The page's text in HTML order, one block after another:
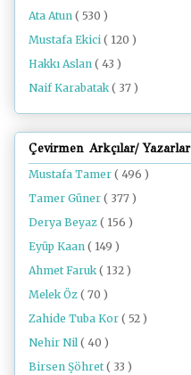
Ata Atun ( 530 )
Mustafa Ekici ( 120 )
Hakkı Aslan ( 43 )
Naif Karabatak( 37 )
Çevirmen Arkçılar/ Yazarlar
Mustafa Tamer ( 496 )
Tamer Güner ( 377 )
Derya Beyaz ( 156 )
Eyüp Kaan ( 149 )
Ahmet Faruk ( 132 )
Melek Öz ( 70 )
Zahide Tuba Kor ( 52 )
Nehir Nil ( 40 )
Birsen Şöhret ( 33 )